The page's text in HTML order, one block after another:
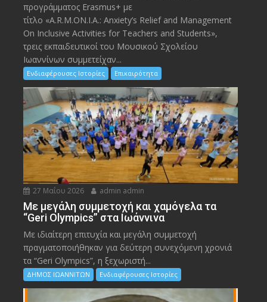
προγράμματος Erasmus+ με
τίτλο «A.R.M.ON.I.A.: Anxiety’s Relief and Management
On Inclusive Activities for Teachers and Students»,
τρεις εκπαιδευτικοί του Μουσικού Σχολείου
Ιωαννίνων συμμετείχαν...
Ενδιαφέρουσες Ιστορίες Επικαιρότητα
27 Μαΐου 2026 admin admin
Με μεγάλη συμμετοχή και χαμόγελα τα
“Geri Olympics” στα Ιωάννινα
Με ιδιαίτερη επιτυχία και μεγάλη συμμετοχή
πραγματοποιήθηκαν για δεύτερη συνεχόμενη χρονιά
τα “Geri Olympics”, η ξεχωριστή...
ΔΗΜΟΣ ΙΩΑΝΝΙΤΩΝ Ενδιαφέρουσες Ιστορίες